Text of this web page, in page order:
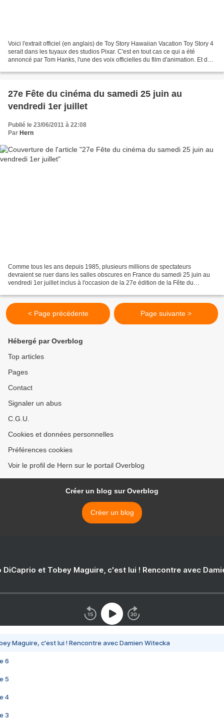
Voici l'extrait officiel (en anglais) de Toy Story Hawaiian Vacation Toy Story 4
serait dans les tuyaux des studios Pixar. C'est en tout cas ce qui a été
annoncé par Tom Hanks, l'une des voix officielles du film d'animation. Et de
27e Fête du cinéma du samedi 25 juin au
vendredi 1er juillet
Publié le 23/06/2011 à 22:08
Par Hern
Comme tous les ans depuis 1985, plusieurs millions de spectateurs
devraient se ruer dans les salles obscures en France du samedi 25 juin au
vendredi 1er juillet inclus à l'occasion de la 27e édition de la Fête du
< Page précédente Page suivante >
Hébergé par Overblog
Top articles
Pages
Contact
Signaler un abus
C.G.U.
Cookies et données personnelles
Préférences cookies
Voir le profil de Hern sur le portail Overblog
Créer un blog sur Overblog
Créer un blog
DiCaprio et Tobey Maguire, c'est lui ! Rencontre avec
Maguire, c'est lui ! Rencontre avec Damien Witecka
6
5
4
3